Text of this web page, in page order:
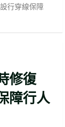
行穿線保障
修復
障行人